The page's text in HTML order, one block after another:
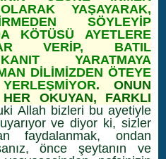
YAŞAYARAK,
SÖYLEYİP
KÖTÜSÜ AYETLERE
VERİP, BATIL
YARATMAYA
DİLİMİZDEN ÖTEYE
. ONUN
OKUYAN, FARKLI
Allah bizleri bu ayetiyle
ve diyor ki, sizler
faydalanmak, ondan
önce şeytanın ve